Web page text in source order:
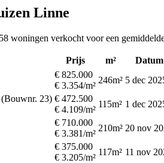
Linne
woningen verkocht voor een
Prijs m² Datum
€ 825.000
€ 3.354/m²
246m² 5 dec
23) € 472.500
€ 4.109/m²
115m² 1 dec
€ 710.000
€ 3.381/m²
210m² 20 nov
€ 375.000
€ 3.205/m²
117m² 11 nov